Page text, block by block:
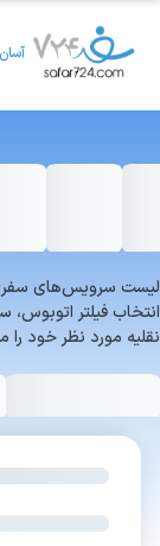
انتخاب فیلتر
نقلیه مورد نظر خود را